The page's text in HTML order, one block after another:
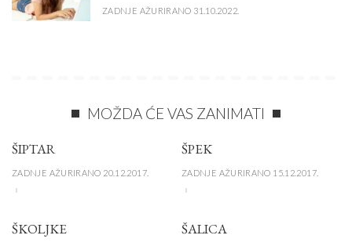
ZADNJE AŽURIRANO 31.10.2022.
MOŽDA ĆE VAS ZANIMATI
ŠIPTAR
ZADNJE AŽURIRANO 20.12.2017.
ŠPEK
ZADNJE AŽURIRANO 15.12.2017.
ŠKOLJKE ŠALICA